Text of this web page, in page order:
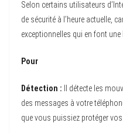
Selon certains utilisateurs
de sécurité à l’heure actuelle,
exceptionnelles qui en font une
Pour
Détection :
Il détecte les
des messages à votre
que vous puissiez protéger vos